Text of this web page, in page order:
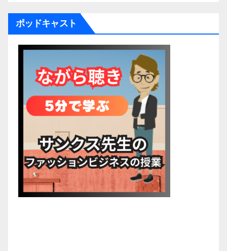
ポッドキャスト